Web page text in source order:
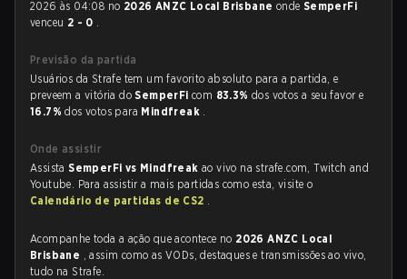
2026 às 04:08 no 2026 ANZC Local Brisbane onde SemperFi
venceu 2 - 0 .
Previsão da partida
Usuários da Strafe tem um favorito absoluto para a partida, e
preveem a vitória doSemperFicom 83.3%dos votos a seu favor e
16.7%dos votos para Mindfreak .
Onde assistir
AssistaSemperFi vs Mindfreakao vivo na strafe.com, Twitch and
Youtube. Para assistir a mais partidas como esta, visite o
Calendário de partidas de CS2 .
Acompanhe toda a ação que acontece no 2026 ANZC Local
Brisbane , assim como as VODs, destaques e transmissões ao vivo,
tudo na Strafe.